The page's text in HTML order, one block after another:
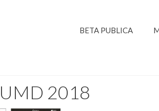
BETA PUBLICA
2018